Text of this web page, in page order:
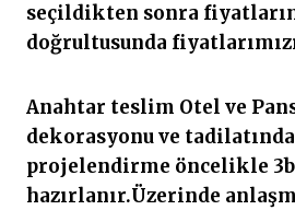
seçildikten sonra
doğrultusunda
Anahtar teslim Otel ve
dekorasyonu ve
projelendirme öncelikle
hazırlanır.Üzerinde